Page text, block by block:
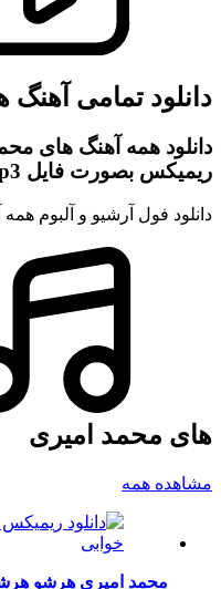
دانلود تمامی
دانلود همه آهنگ های
ریمیکس بصورت فایل Mp3
دانلود فول آرشیو و آلبوم
های محمد امیری
مشاهده همه
محمد امیری هرشو